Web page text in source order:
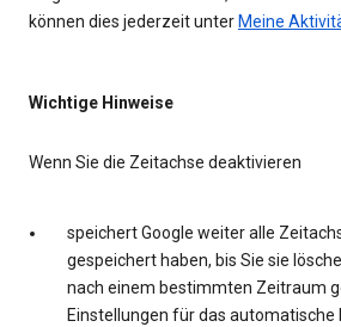
können dies jederzeit unter Meine
Wichtige Hinweise
Wenn Sie die Zeitachse deaktivieren
speichert Google weiter alle
gespeichert haben, bis Sie sie
nach einem bestimmten Zeitraum
Einstellungen für das automatische